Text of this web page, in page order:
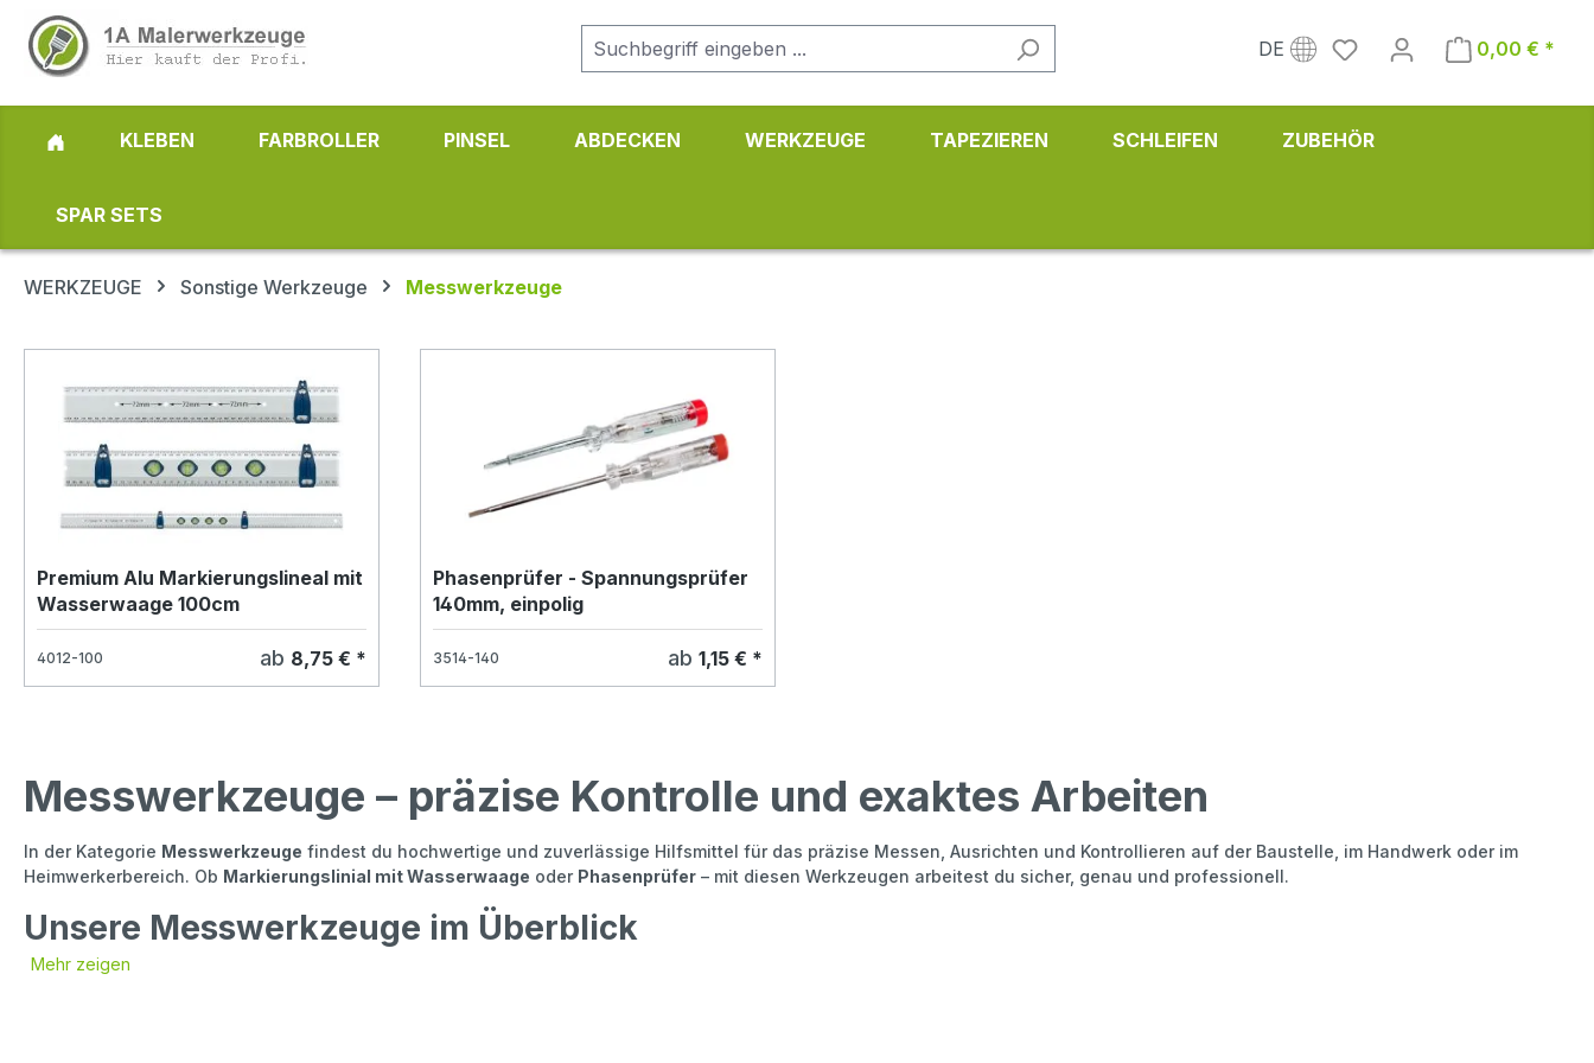
Hauptinhalt springen
Zur Suche springen
Zur Hauptnavigation springen
DE 0,00 € *
KLEBEN FARBROLLER PINSEL ABDECKEN WERKZEUGE TAPEZIEREN SCHLEIFEN ZUBEHÖR
SPAR SETS
WERKZEUGE Sonstige Werkzeuge Messwerkzeuge
Premium Alu Markierungslineal mit
Wasserwaage 100cm
4012-100 ab 8,75 € *
Phasenprüfer - Spannungsprüfer
140mm, einpolig
3514-140 ab 1,15 € *
Messwerkzeuge – präzise Kontrolle und exaktes Arbeiten
In der Kategorie Messwerkzeuge findest du hochwertige und zuverlässige Hilfsmittel für das präzise Messen, Ausrichten und Kontrollieren auf der Baustelle, im Handwerk oder im
Heimwerkerbereich. Ob Markierungslinial mit Wasserwaage oder Phasenprüfer – mit diesen Werkzeugen arbeitest du sicher, genau und professionell.
Unsere Messwerkzeuge im Überblick
Markierungslinial mit Wasserwaage
Mehr zeigen